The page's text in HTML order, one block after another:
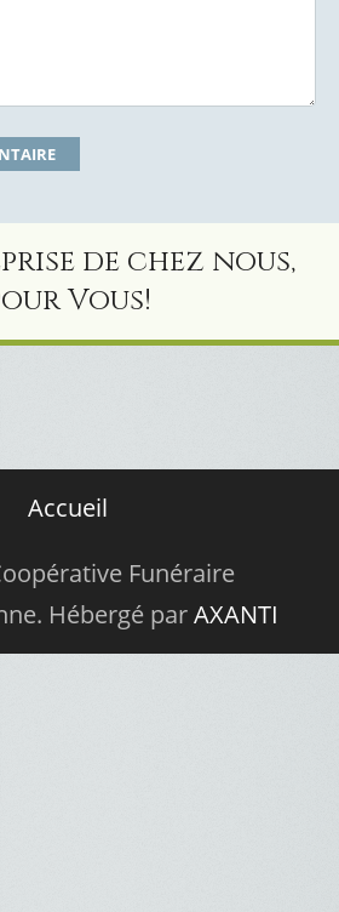
de chez nous,
Vous!
Accueil
Funéraire
Hébergé parAXANTI